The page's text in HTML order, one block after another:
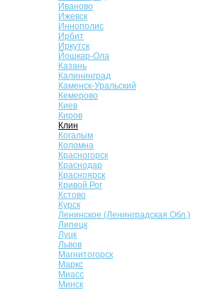
Иваново
Ижевск
Иннополис
Ирбит
Иркутск
Йошкар-Ола
Казань
Калининград
Каменск-Уральский
Кемерово
Киев
Киров
Клин
Когалым
Коломна
Красногорск
Краснодар
Красноярск
Кривой Рог
Кстово
Курск
Ленинское (Ленинградская Обл.)
Липецк
Луцк
Львов
Магнитогорск
Маркс
Миасс
Минск